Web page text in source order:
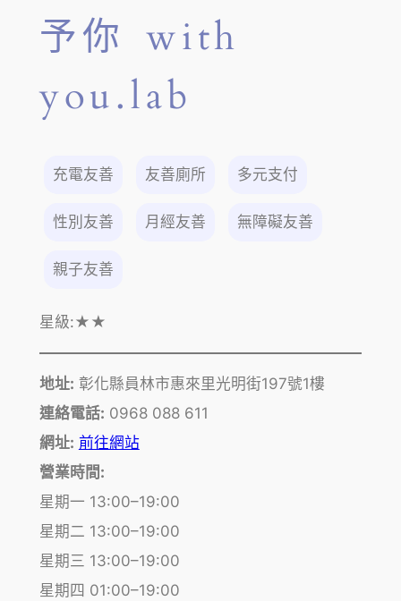
予你 with
you.lab
充電友善 友善廁所 多元支付
性別友善 月經友善 無障礙友善
親子友善
星級:★★
地址: 彰化縣員林市惠來里光明街197號1樓
連絡電話: 0968 088 611
網址: 前往網站
營業時間:
星期一 13:00–19:00
星期二 13:00–19:00
星期三 13:00–19:00
星期四 01:00–19:00